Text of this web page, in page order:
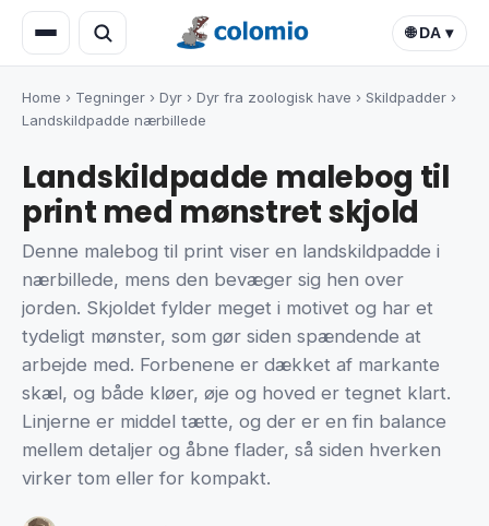
🌐 DA ▾
Home › Tegninger › Dyr › Dyr fra zoologisk have › Skildpadder ›
Landskildpadde nærbillede
Landskildpadde malebog til
print med mønstret skjold
Denne malebog til print viser en landskildpadde i
nærbillede, mens den bevæger sig hen over
jorden. Skjoldet fylder meget i motivet og har et
tydeligt mønster, som gør siden spændende at
arbejde med. Forbenene er dækket af markante
skæl, og både kløer, øje og hoved er tegnet klart.
Linjerne er middel tætte, og der er en fin balance
mellem detaljer og åbne flader, så siden hverken
virker tom eller for kompakt.